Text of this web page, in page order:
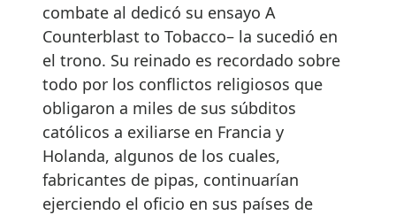
combate al dedicó su ensayo A
Counterblast to Tobacco– la sucedió en
el trono. Su reinado es recordado sobre
todo por los conflictos religiosos que
obligaron a miles de sus súbditos
católicos a exiliarse en Francia y
Holanda, algunos de los cuales,
fabricantes de pipas, continuarían
ejerciendo el oficio en sus países de